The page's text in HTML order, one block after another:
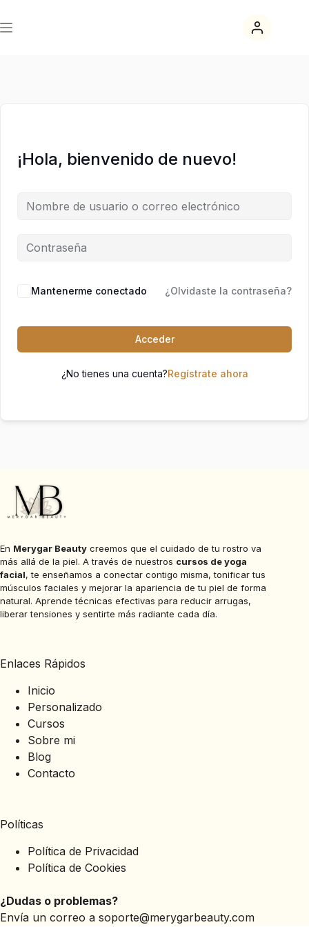
al
al
¡Hola, bienvenido de nuevo!
Mantenerme conectado ¿Olvidaste la contraseña?
Acceder
¿No tienes una cuenta?Regístrate ahora
En Merygar Beauty creemos que el cuidado de tu rostro va
más allá de la piel. A través de nuestros cursos de yoga
facial, te enseñamos a conectar contigo misma, tonificar tus
músculos faciales y mejorar la apariencia de tu piel de forma
natural. Aprende técnicas efectivas para reducir arrugas,
liberar tensiones y sentirte más radiante cada día.
Enlaces Rápidos
Inicio
Personalizado
Cursos
Sobre mi
Blog
Contacto
Políticas
Política de Privacidad
Política de Cookies
¿Dudas o problemas?
Envía un correo a soporte@merygarbeauty.com